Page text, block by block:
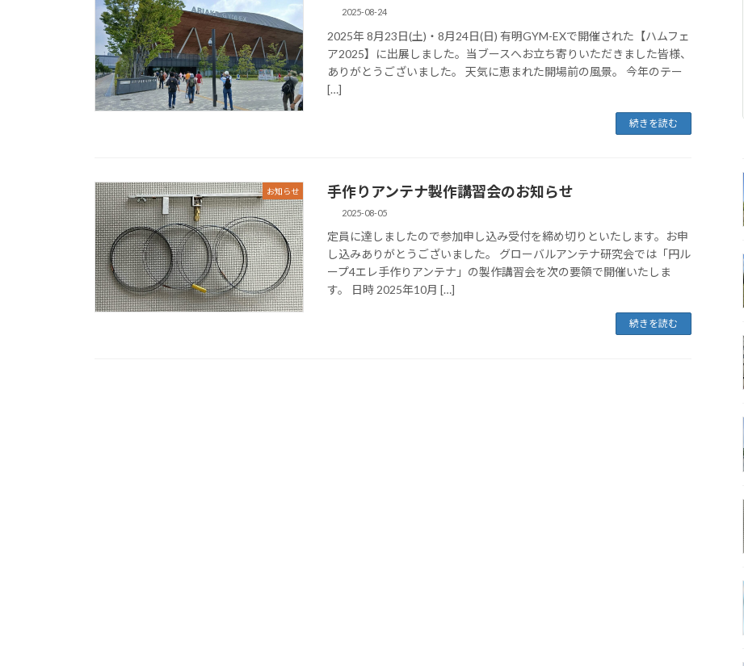
2025-08-24
2025年 8月23日(土)・8月24日(日) 有明GYM-EXで開催された【ハムフェ
ア2025】に出展しました。当ブースへお立ち寄りいただきました皆様、
ありがとうございました。 天気に恵まれた開場前の風景。 今年のテー
[…]
続きを読む
お知らせ 手作りアンテナ製作講習会のお知らせ
2025-08-05
定員に達しましたので参加申し込み受付を締め切りといたします。お申
し込みありがとうございました。 グローバルアンテナ研究会では「円ル
ープ4エレ手作りアンテナ」の製作講習会を次の要領で開催いたしま
す。 日時 2025年10月 […]
続きを読む